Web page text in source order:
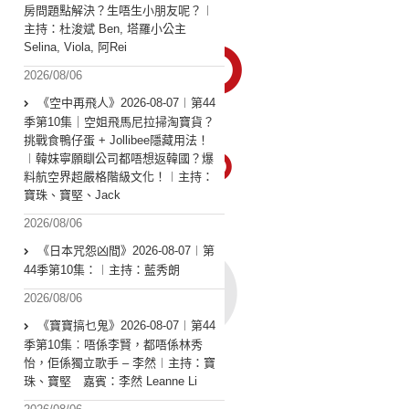
房問題點解決？生唔生小朋友呢？︱
主持：杜浚斌 Ben, 塔羅小公主
Selina, Viola, 阿Rei
2026/08/06
《空中再飛人》2026-08-07︱第44
季第10集｜空姐飛馬尼拉掃淘寶貨？
挑戰食鴨仔蛋 + Jollibee隱藏用法！
︱韓妹寧願瞓公司都唔想返韓國？爆
料航空界超嚴格階級文化！︱主持：
寶珠、寶堅、Jack
2026/08/06
《日本咒怨凶間》2026-08-07︱第
44季第10集：︱主持：藍秀朗
2026/08/06
《寶寶搞乜鬼》2026-08-07︱第44
季第10集︰唔係李賢，都唔係林秀
怡，佢係獨立歌手 – 李然︱主持：寶
珠、寶堅 嘉賓：李然 Leanne Li